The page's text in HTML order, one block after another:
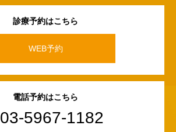
診療予約はこちら
WEB予約
電話予約はこちら
03-5967-1182